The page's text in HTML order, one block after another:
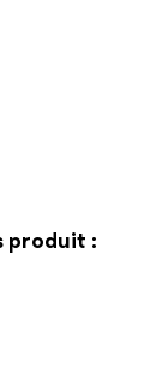
produit :